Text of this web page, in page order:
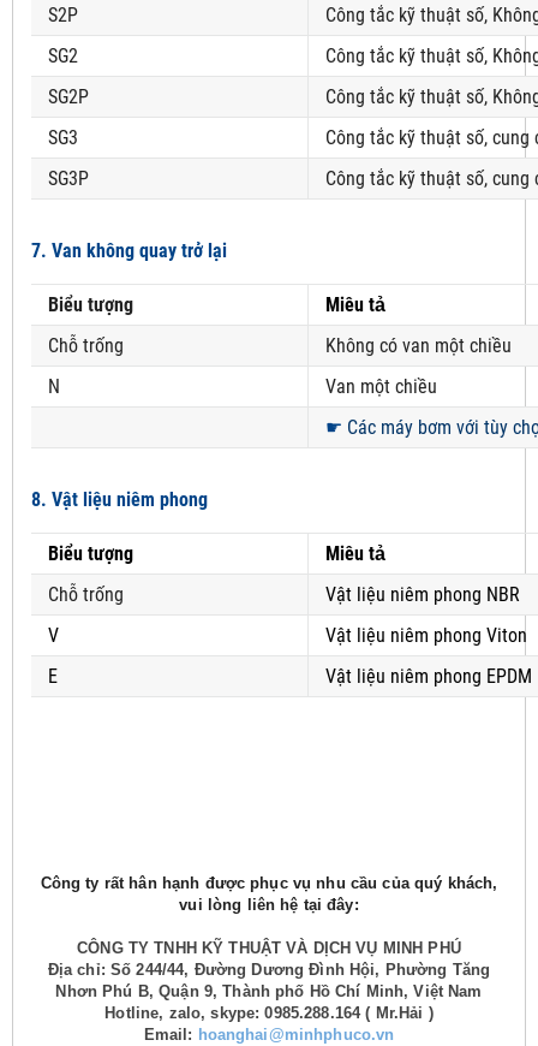
S2P
Công tắc kỹ thuật số,
SG2
Công tắc kỹ thuật số,
SG2P
Công tắc kỹ thuật số,
SG3
Công tắc kỹ thuật số, cung
SG3P
Công tắc kỹ thuật số, cung
7. Van không quay trở lại
Biểu tượng
Miêu tả
Chỗ trống
Không có van một chiều
N
Van một chiều
☛ Các máy bơm với tùy
8. Vật liệu niêm phong
Biểu tượng
Miêu tả
Chỗ trống
Vật liệu niêm phong NBR
V
Vật liệu niêm phong Viton
E
Vật liệu niêm phong EPDM
Công ty rất hân hạnh được phục vụ nhu cầu của quý khách,
vui lòng liên hệ tại đây:
CÔNG TY TNHH KỸ THUẬT VÀ DỊCH VỤ MINH PHÚ
Địa chỉ: Số 244/44, Đường Dương Đình Hội, Phường Tăng
Nhơn Phú B, Quận 9, Thành phố Hồ Chí Minh, Việt Nam
Hotline, zalo, skype: 0985.288.164 ( Mr.Hải )
Email: hoanghai@minhphuco.vn